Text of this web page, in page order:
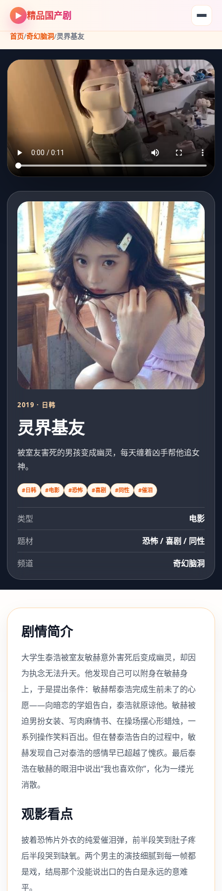
▶ 精品国产剧
首页/奇幻脑洞/灵界基友
2019 · 日韩
灵界基友
被室友害死的男孩变成幽灵，每天缠着凶手帮他追女
神。
#日韩 #电影 #恐怖 #喜剧 #同性 #催泪
类型 电影
题材 恐怖 / 喜剧 / 同性
频道 奇幻脑洞
剧情简介
大学生泰浩被室友敏赫意外害死后变成幽灵，却因
为执念无法升天。他发现自己可以附身在敏赫身
上，于是提出条件：敏赫帮泰浩完成生前未了的心
愿——向暗恋的学姐告白，泰浩就原谅他。敏赫被
迫男扮女装、写肉麻情书、在操场摆心形蜡烛，一
系列操作笑料百出。但在替泰浩告白的过程中，敏
赫发现自己对泰浩的感情早已超越了愧疚。最后泰
浩在敏赫的眼泪中说出“我也喜欢你”，化为一缕光
消散。
观影看点
披着恐怖片外衣的纯爱催泪弹，前半段笑到肚子疼
后半段哭到缺氧。两个男主的演技细腻到每一帧都
是戏，结局那个没能说出口的告白是永远的意难
平。